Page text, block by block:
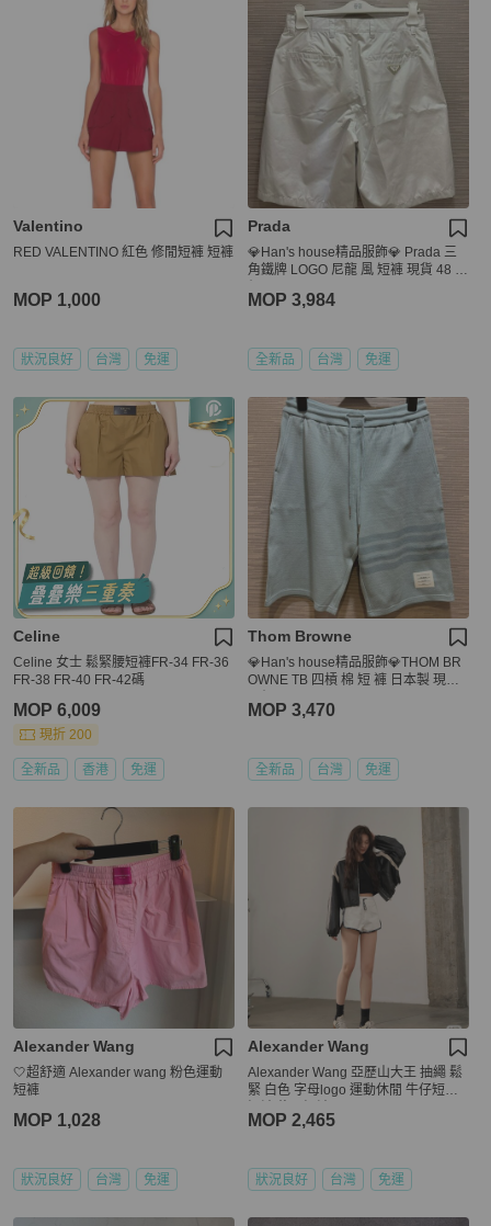
Valentino
RED VALENTINO 紅色 修閒短褲 短褲
MOP 1,000
狀況良好 台灣 免運
Prada
💎Han's house精品服飾💎 Prada 三
角鐵牌 LOGO 尼龍 風 短褲 現貨 48 原
MOP 3,984
全新品 台灣 免運
Celine
Celine 女士 鬆緊腰短褲FR-34 FR-36
FR-38 FR-40 FR-42碼
MOP 6,009
現折 200
全新品 香港 免運
Thom Browne
💎Han's house精品服飾💎THOM BR
OWNE TB 四槓 棉 短 褲 日本製 現貨2
MOP 3,470
全新品 台灣 免運
Alexander Wang
🤍超舒適 Alexander wang 粉色運動
短褲
MOP 1,028
狀況良好 台灣 免運
Alexander Wang
Alexander Wang 亞歷山大王 抽繩 鬆
緊 白色 字母logo 運動休閒 牛仔短褲
MOP 2,465
狀況良好 台灣 免運